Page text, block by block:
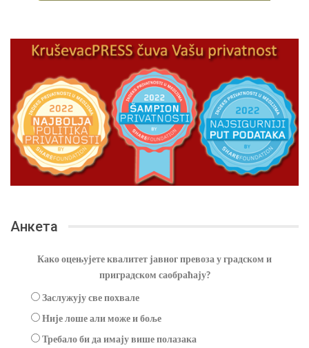
Анкета
Како оцењујете квалитет јавног превоза у градском и
приградском саобраћају?
Заслужују све похвале
Није лоше али може и боље
Требало би да имају више полазака